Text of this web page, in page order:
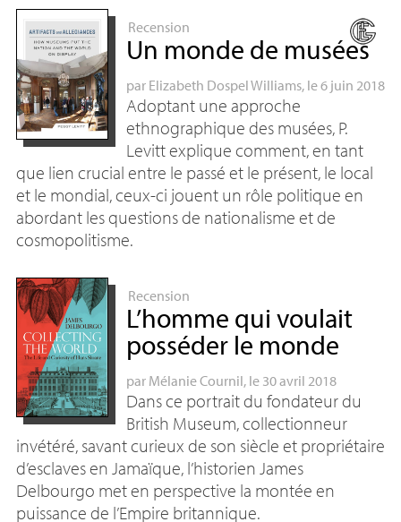
Recension
Un monde de musées
par Elizabeth Dospel Williams, le 6 juin 2018
Adoptant une approche
ethnographique des musées, P.
Levitt explique comment, en tant
que lien crucial entre le passé et le présent, le local
et le mondial, ceux-ci jouent un rôle politique en
abordant les questions de nationalisme et de
cosmopolitisme.
Recension
L’homme qui voulait
posséder le monde
par Mélanie Cournil, le 30 avril 2018
Dans ce portrait du fondateur du
British Museum, collectionneur
invétéré, savant curieux de son siècle et propriétaire
d’esclaves en Jamaïque, l’historien James
Delbourgo met en perspective la montée en
puissance de l’Empire britannique.